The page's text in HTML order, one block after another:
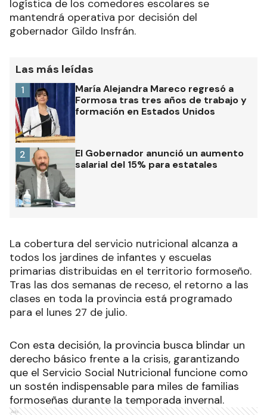
logística de los comedores escolares se
mantendrá operativa por decisión del
gobernador Gildo Insfrán.
Las más leídas
María Alejandra Mareco regresó a
Formosa tras tres años de trabajo y
formación en Estados Unidos
1
El Gobernador anunció un aumento
salarial del 15% para estatales
2
La cobertura del servicio nutricional alcanza a
todos los jardines de infantes y escuelas
primarias distribuidas en el territorio formoseño.
Tras las dos semanas de receso, el retorno a las
clases en toda la provincia está programado
para el lunes 27 de julio.
Con esta decisión, la provincia busca blindar un
derecho básico frente a la crisis, garantizando
que el Servicio Social Nutricional funcione como
un sostén indispensable para miles de familias
formoseñas durante la temporada invernal.
Ads